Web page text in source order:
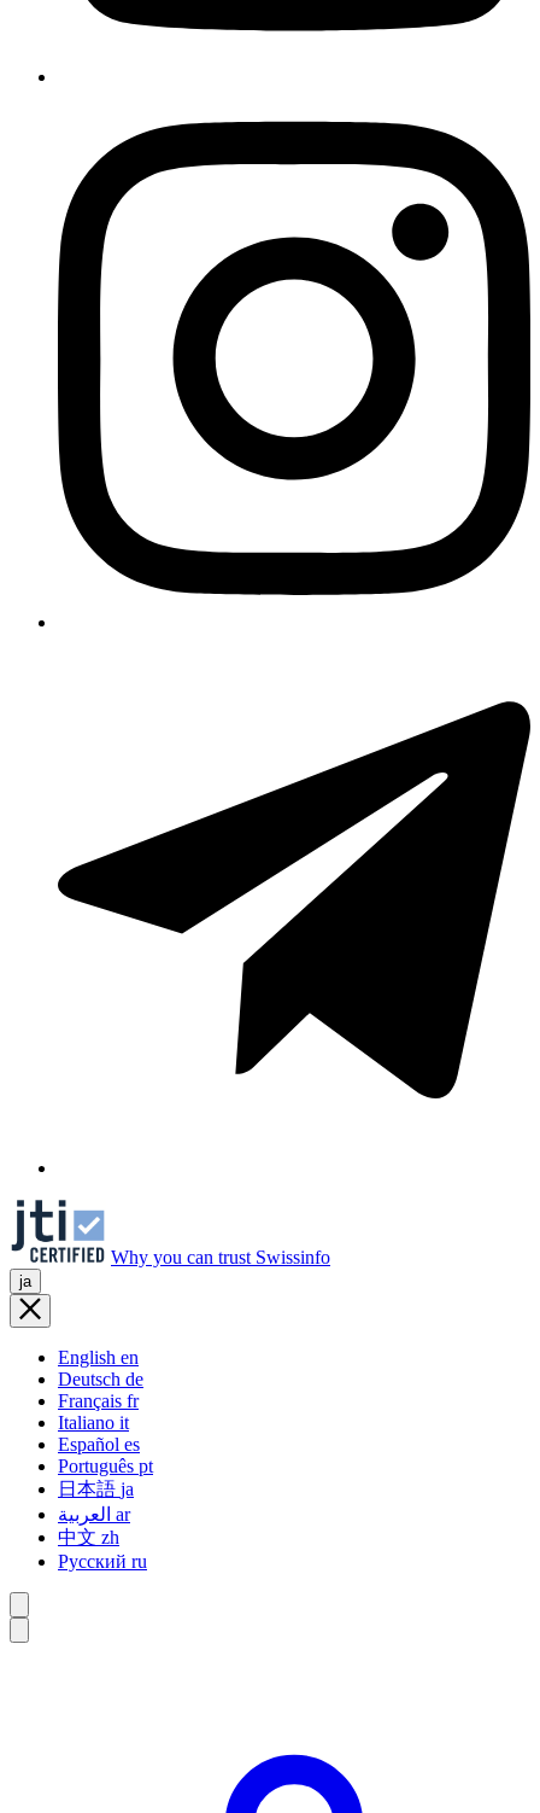
Why you can trust Swissinfo
ja
English en
Deutsch de
Français fr
Italiano it
Español es
Português pt
日本語 ja
ar
中文 zh
Русский ru